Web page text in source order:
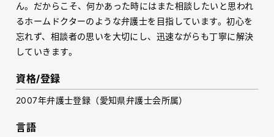
ん。だからこそ、何かあった時にはまた相談したいと思われ
るホームドクターのような弁護士を目指しています。初心を
忘れず、相談者の思いを大切にし、迅速ながらも丁寧に解決
していきます。
資格/登録
2007年弁護士登録（愛知県弁護士会所属）
言語